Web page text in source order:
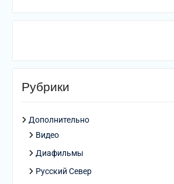
Рубрики
Дополнительно
Видео
Диафильмы
Русский Север